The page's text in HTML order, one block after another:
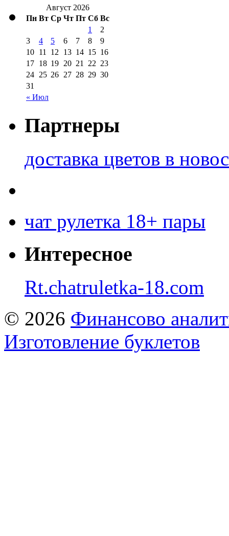
Август 2026
Пн Вт Ср Чт Пт Сб Вс
« Июл
1
2
3
4 5 6 7 8
9
10 11 12 13 14 15 16
17 18 19 20 21 22 23
24 25 26 27 28 29 30
31
Партнеры
доставка цветов в
чат рулетка 18+ пары
Интересное
Rt.chatruletka-18.com
© 2026 Финансово
Изготовление буклетов